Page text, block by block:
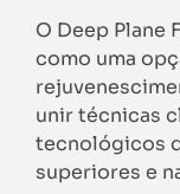
O Deep Plane
como uma
unir técnicas
tecnológicos
superiores e